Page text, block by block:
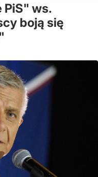
PiS" ws.
boją się